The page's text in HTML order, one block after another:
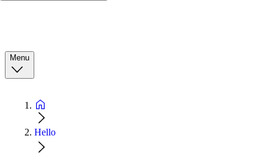
Menu
Hello